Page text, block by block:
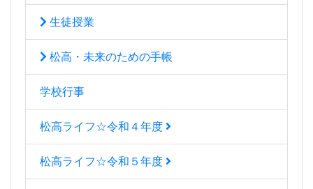
生徒授業
松高・未来のための手帳
学校行事
松高ライフ☆令和４年度
松高ライフ☆令和５年度